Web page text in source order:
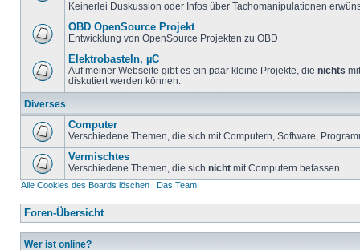
Keinerlei Duskussion oder Infos über Tachomanipulationen
OBD OpenSource Projekt
Entwicklung von OpenSource Projekten zu OBD
Elektrobasteln, µC
Auf meiner Webseite gibt es ein paar kleine Projekte, die nichts
diskutiert werden können.
Diverses
Computer
Verschiedene Themen, die sich mit Computern, Software,
Vermischtes
Verschiedene Themen, die sich nicht mit Computern befassen.
Alle Cookies des Boards löschen | Das Team
Foren-Übersicht
Wer ist online?